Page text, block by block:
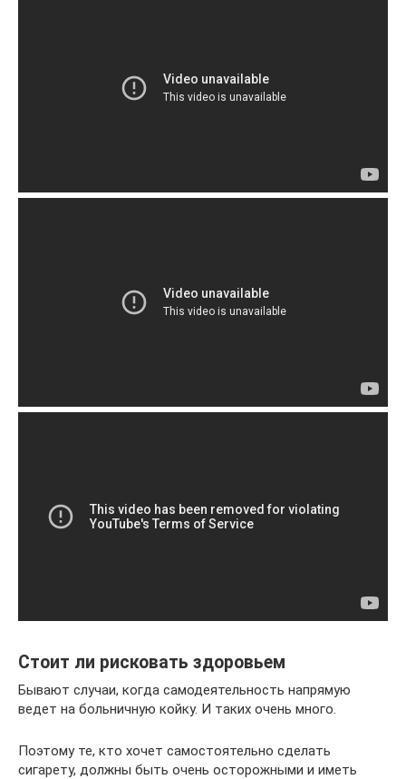
Стоит ли рисковать здоровьем
Бывают случаи, когда самодеятельность напрямую
ведет на больничную койку. И таких очень много.
Поэтому те, кто хочет самостоятельно сделать
сигарету, должны быть очень осторожными и иметь